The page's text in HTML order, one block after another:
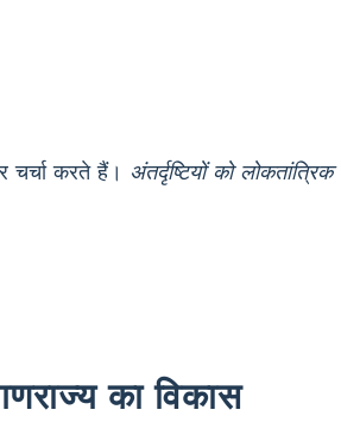
चर्चा करते हैं। अंतर्दृष्टियों को लोकतांत्रिक
का विकास